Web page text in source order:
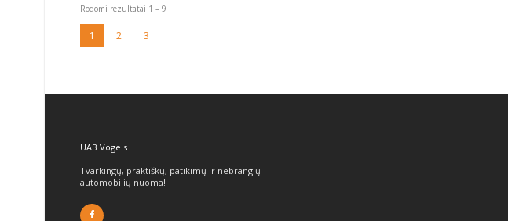
Rodomi rezultatai 1 – 9
1 2 3
UAB Vogels
Tvarkingų, praktiškų, patikimų ir nebrangių
automobilių nuoma!